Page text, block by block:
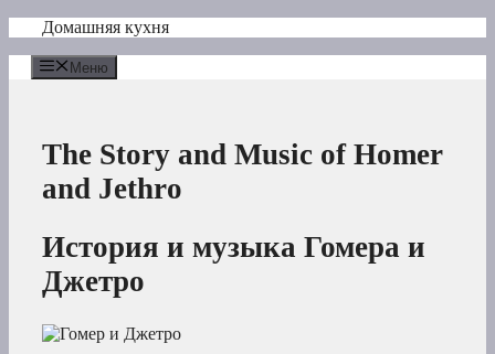
Перейти
содержимому
Домашняя кухня
Меню
The Story and Music of Homer
and Jethro
История и музыка Гомера и
Джетро